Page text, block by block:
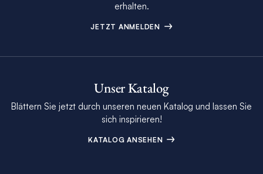
erhalten.
JETZT ANMELDEN
Unser Katalog
Blättern Sie jetzt durch unseren neuen Katalog und lassen Sie
sich inspirieren!
KATALOG ANSEHEN